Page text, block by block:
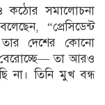
কঠোর সমালোচনা
“প্রেসিডেন্ট
তার দেশের কোনো
তা আরও
না। তিনি মুখ বন্ধ